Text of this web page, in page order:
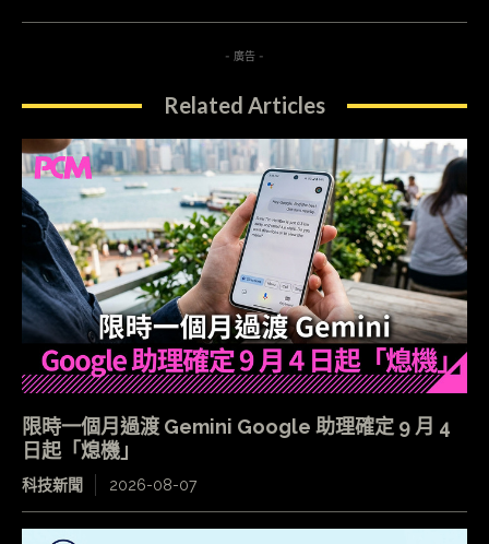
- 廣告 -
Related Articles
限時一個月過渡 Gemini Google 助理確定 9 月 4
日起「熄機」
科技新聞 2026-08-07